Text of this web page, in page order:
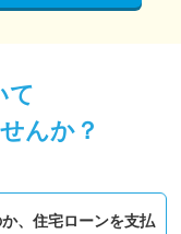
て
んか？
、 住宅ローンを支払